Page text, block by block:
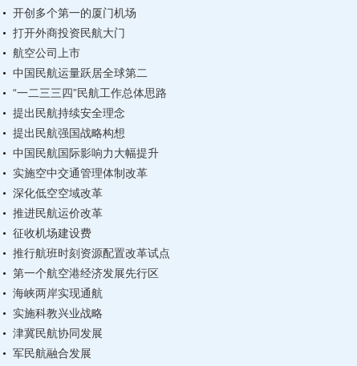
开创多个第一的厦门机场
打开外商投资民航大门
航空公司上市
中国民航运量跃居全球第二
“一二三三四”民航工作总体思路
提出民航持续安全理念
提出民航强国战略构想
中国民航国际影响力大幅提升
实施空中交通管理体制改革
深化低空空域改革
推进民航运价改革
征收机场建设费
推行航班时刻资源配置改革试点
第一个航空港经济发展先行区
海峡两岸实现通航
实施科教兴业战略
津冀民航协同发展
军民航融合发展